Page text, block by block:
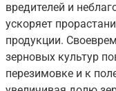
вредителей и
ускоряет
продукции.
зерновых культур
перезимовке и к